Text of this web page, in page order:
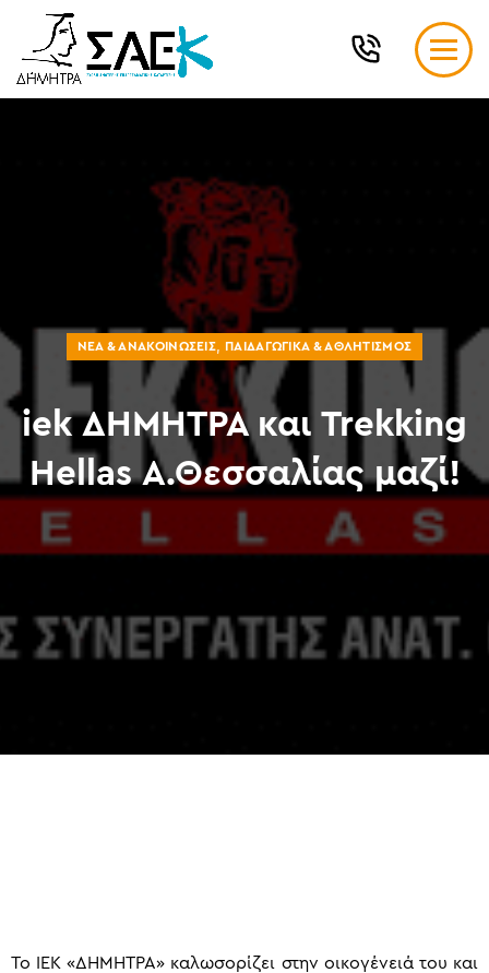
ΝΈΑ & ΑΝΑΚΟΙΝΏΣΕΙΣ ,ΠΑΙΔΑΓΩΓΙΚΆ & ΑΘΛΗΤΙΣΜΌΣ
iek ΔΗΜΗΤΡΑ και Trekking
Hellas Α.Θεσσαλίας μαζί!
To ΙΕΚ «ΔΗΜΗΤΡΑ» καλωσορίζει στην οικογένειά του και